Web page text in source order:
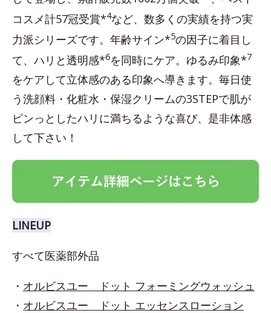
コスメ計57冠受賞*4など、数多くの実績を持つ実
力派シリーズです。年齢サイン*5の因子に着目し
て、ハリと透明感*6を同時にケア。ゆるみ印象*7
をケアして立体感のある印象へ導きます。毎日使
う洗顔料・化粧水・保湿クリームの3STEPで肌が
ピンっとしたハリに満ちるような喜び、是非体感
して下さい！
LINEUP
すべて医薬部外品
・ オルビスユー ドット フォーミングウォッシュ
・ オルビスユー ドット エッセンスローション